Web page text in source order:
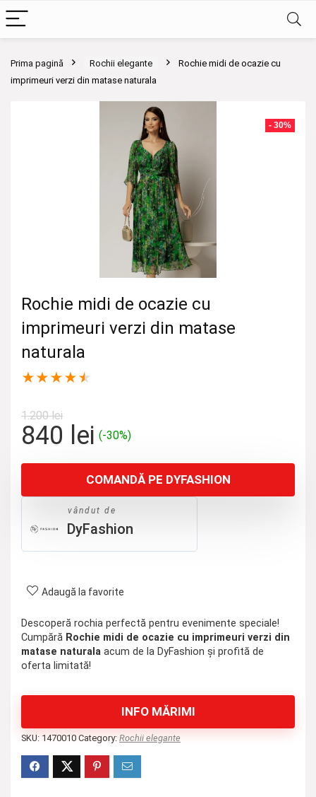
Prima pagină Rochii elegante
Rochie midi de ocazie cu
imprimeuri verzi din matase naturala
- 30%
Rochie midi de ocazie cu
imprimeuri verzi din matase
naturala
★★★★★
1.200lei
Prețul
a
fost:
1.200 lei.
840 leiPrețul
este:
840 lei.
(-30%)
COMANDĂ PE DYFASHION
vândut de
DyFashion
Adaugă la favorite
Descoperă rochia perfectă pentru evenimente speciale!
Cumpără Rochie midi de ocazie cu imprimeuri verzi din
matase naturala acum de la DyFashion și profită de
oferta limitată!
INFO MĂRIMI
SKU: 1470010 Category: Rochii elegante